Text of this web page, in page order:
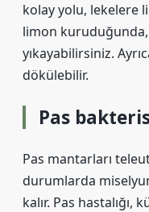
kolay yolu, lekelere
limon
yıkayabilirsiniz.
dökülebilir.
Pas
Pas mantarları
durumlarda
kalır. Pas